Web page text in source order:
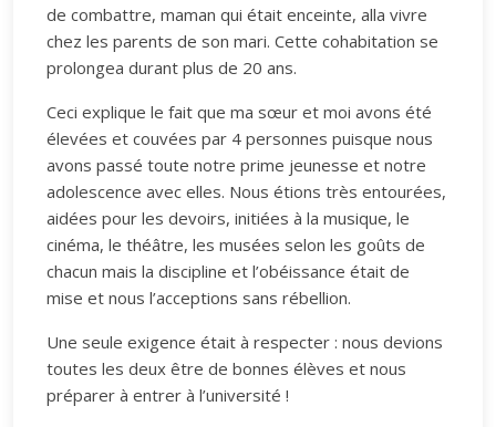
de combattre, maman qui était enceinte, alla vivre
chez les parents de son mari. Cette cohabitation se
prolongea durant plus de 20 ans.
Ceci explique le fait que ma sœur et moi avons été
élevées et couvées par 4 personnes puisque nous
avons passé toute notre prime jeunesse et notre
adolescence avec elles. Nous étions très entourées,
aidées pour les devoirs, initiées à la musique, le
cinéma, le théâtre, les musées selon les goûts de
chacun mais la discipline et l’obéissance était de
mise et nous l’acceptions sans rébellion.
Une seule exigence était à respecter : nous devions
toutes les deux être de bonnes élèves et nous
préparer à entrer à l’université !